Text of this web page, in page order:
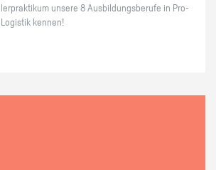
un­se­re 8 Aus­bil­dungs­be­ru­fe in Pro­
ken­nen!